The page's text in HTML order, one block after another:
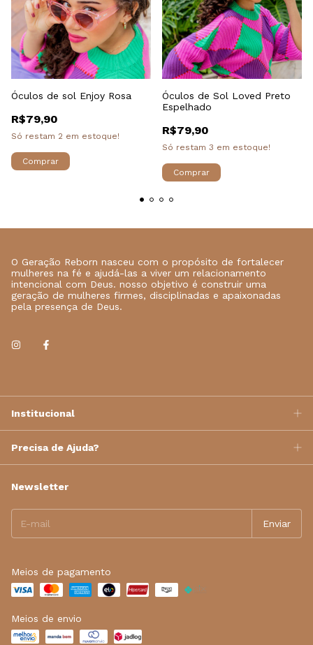
Óculos de sol Enjoy Rosa
R$79,90
Só restam 2 em estoque!
Óculos de Sol Loved Preto
Espelhado
R$79,90
Só restam 3 em estoque!
O Geração Reborn nasceu com o propósito de fortalecer
mulheres na fé e ajudá-las a viver um relacionamento
intencional com Deus. nosso objetivo é construir uma
geração de mulheres firmes, disciplinadas e apaixonadas
pela presença de Deus.
Institucional
Precisa de Ajuda?
Newsletter
Meios de pagamento
Meios de envio